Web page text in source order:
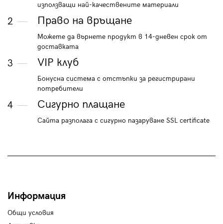
използващи най-качествените материали
2 Право на връщане
Можете да върнете продукт в 14-дневен срок от
доставката
3 VIP клуб
Бонусна система с отстъпки за регистрирани
потребители
4 Сигурно плащане
Сайта разполага с сигурно пазаруване SSL certificate
Информация
Общи условия